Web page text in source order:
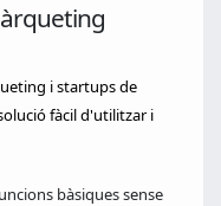
i startups de
fàcil d'utilitzar i
bàsiques sense